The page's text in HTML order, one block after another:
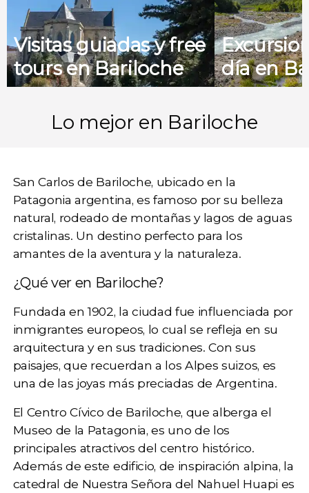
Visitas guiadas y free
tours en Bariloche
día en
Lo mejor en Bariloche
San Carlos de Bariloche, ubicado en la
Patagonia argentina, es famoso por su belleza
natural, rodeado de montañas y lagos de aguas
cristalinas. Un destino perfecto para los
amantes de la aventura y la naturaleza.
¿Qué ver en Bariloche?
Fundada en 1902, la ciudad fue influenciada por
inmigrantes europeos, lo cual se refleja en su
arquitectura y en sus tradiciones. Con sus
paisajes, que recuerdan a los Alpes suizos, es
una de las joyas más preciadas de Argentina.
El Centro Cívico de Bariloche, que alberga el
Museo de la Patagonia, es uno de los
principales atractivos del centro histórico.
Además de este edificio, de inspiración alpina, la
catedral de Nuestra Señora del Nahuel Huapi es